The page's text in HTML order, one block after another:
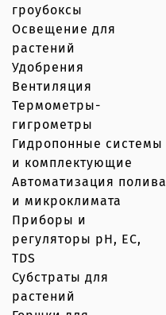
гроубоксы
Освещение для
растений
Удобрения
Вентиляция
Термометры-
гигрометры
Гидропонные системы
и комплектующие
Автоматизация полива
и микроклимата
Приборы и
регуляторы рН, EC,
TDS
Субстраты для
растений